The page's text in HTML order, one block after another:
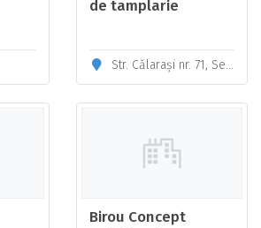
de tamplarie
Str. Călarași nr. 71, SebeșJud. Alba, ROMÂNIA
Birou Concept